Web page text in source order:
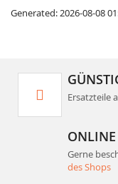
Generated: 2026-08-08
ONLINE
Gerne
des Shops